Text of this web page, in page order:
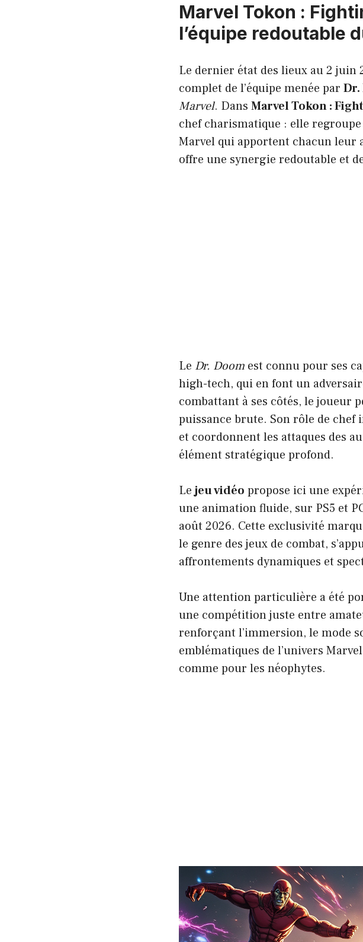
Marvel Tokon :
l’équipe redoutable
Le dernier état des lieux au 2
complet de l’équipe menée par Dr.
Marvel. Dans Marvel Tokon :
chef charismatique : elle
Marvel qui apportent chacun leur
offre une synergie redoutable et
Le Dr. Doom est connu pour ses
high-tech, qui en font un
combattant à ses côtés, le joueur
puissance brute. Son rôle de
et coordonnent les attaques des
élément stratégique profond.
Lejeu vidéo propose ici une
une animation fluide, sur PS5 et
août 2026. Cette exclusivité
le genre des jeux de combat,
affrontements dynamiques et
Une attention particulière a été
une compétition juste entre
renforçant l’immersion, le mode
emblématiques de l’univers
comme pour les néophytes.